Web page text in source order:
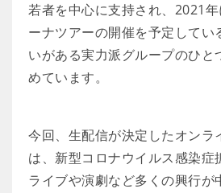
若者を中心に支持され、2021
ーナツアーの開催を予定してい
いがある実力派グループのひと
めています。
今回、生配信が決定したオンラ
は、新型コロナウイルス感染症
ライブや演劇など多くの興行が